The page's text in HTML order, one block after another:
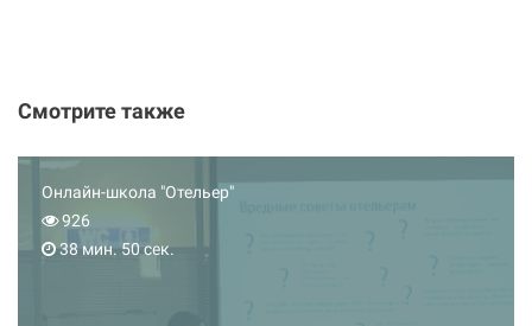
Смотрите также
Онлайн-школа "Отельер"
926
38 мин. 50 сек.